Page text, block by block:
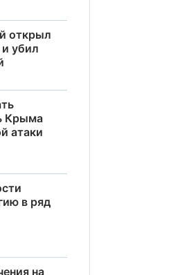
открыл
убил
Крыма
атаки
в ряд
на